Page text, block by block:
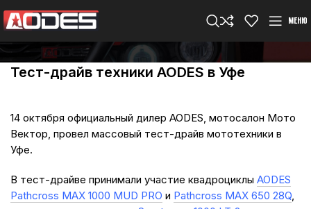
МЕНЮ
Тест-драйв техники AODES в Уфе
14 октября официальный дилер AODES, мотосалон Мото
Вектор, провел массовый тест-драйв мототехники в
Уфе.
В тест-драйве принимали участие квадроциклы AODES
Pathcross MAX 1000 MUD PRO и Pathcross MAX 650 28Q,